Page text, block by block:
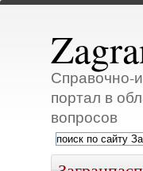
портал в
вопросов